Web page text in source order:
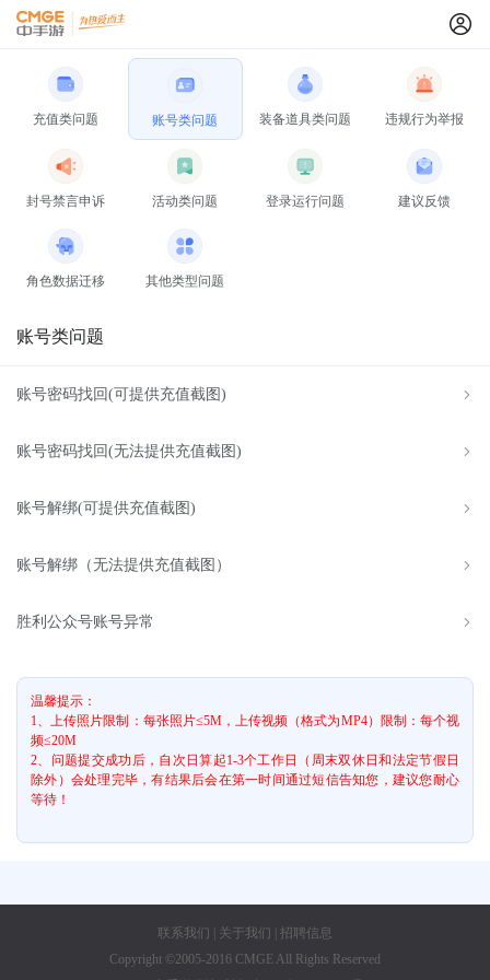
充值类问题 账号类问题 装备道具类问题 违规行为举报
封号禁言申诉 活动类问题 登录运行问题 建议反馈
角色数据迁移 其他类型问题
账号类问题
账号密码找回(可提供充值截图)
账号密码找回(无法提供充值截图)
账号解绑(可提供充值截图)
账号解绑（无法提供充值截图）
胜利公众号账号异常
温馨提示：
1、上传照片限制：每张照片≤5M，上传视频（格式为MP4）限制：每个视
频≤20M
2、问题提交成功后，自次日算起1-3个工作日（周末双休日和法定节假日
除外）会处理完毕，有结果后会在第一时间通过短信告知您，建议您耐心
等待！
联系我们 | 关于我们 | 招聘信息
Copyright ©2005-2016 CMGE All Rights Reserved